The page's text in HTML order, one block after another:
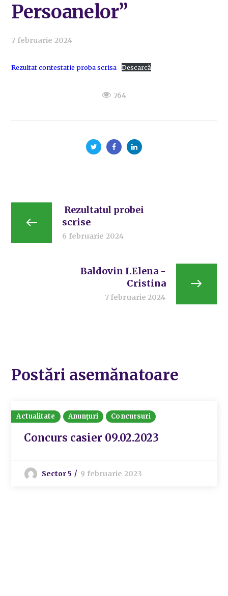
Persoanelor”
7 februarie 2024
Rezultat contestatie proba scrisa Descarcă
764
Rezultatul probei
scrise
6 februarie 2024
Baldovin I.Elena -
Cristina
7 februarie 2024
Postări asemănatoare
Actualitate Anunțuri Concursuri
Concurs casier 09.02.2023
Sector 5 9 februarie 2023